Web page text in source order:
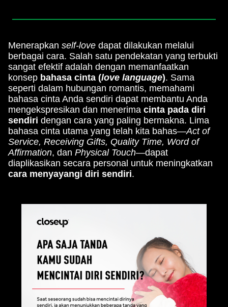
Menerapkan self-love dapat dilakukan melalui
berbagai cara. Salah satu pendekatan yang terbukti
sangat efektif adalah dengan memanfaatkan
konsep bahasa cinta (love language). Sama
seperti dalam hubungan romantis, memahami
bahasa cinta Anda sendiri dapat membantu Anda
mengekspresikan dan menerima cinta pada diri
sendiri dengan cara yang paling bermakna. Lima
bahasa cinta utama yang telah kita bahas—Act of
Service, Receiving Gifts, Quality Time, Word of
Affirmation, dan Physical Touch—dapat
diaplikasikan secara personal untuk meningkatkan
cara menyayangi diri sendiri.